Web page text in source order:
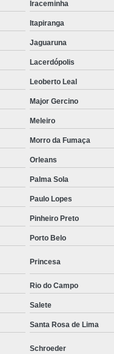
Iraceminha
Itapiranga
Jaguaruna
Lacerdópolis
Leoberto Leal
Major Gercino
Meleiro
Morro da Fumaça
Orleans
Palma Sola
Paulo Lopes
Pinheiro Preto
Porto Belo
Princesa
Rio do Campo
Salete
Santa Rosa de Lima
Schroeder